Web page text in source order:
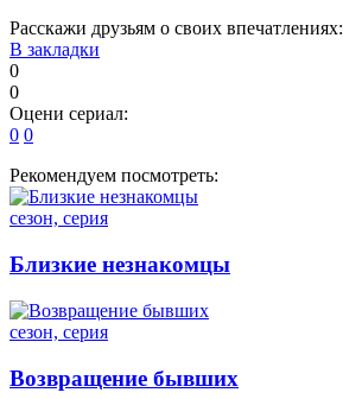
Расскажи друзьям о своих впечатлениях:
В закладки
0
0
Оцени сериал:
0 0
Рекомендуем посмотреть:
сезон, серия
Близкие незнакомцы
сезон, серия
Возвращение бывших